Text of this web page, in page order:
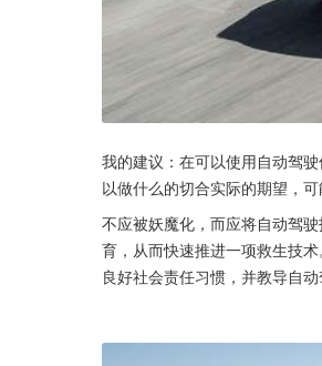
我的建议：在可以使用自动驾
以做什么的切合实际的期望，
不应被妖魔化，而应将自动驾
育，从而快速推进一项救生技
良好社会责任习惯，并教导自